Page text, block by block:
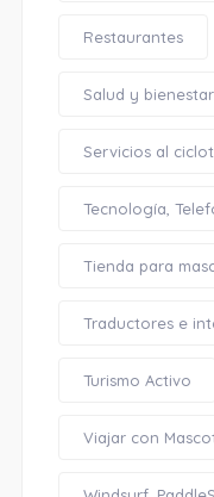
Restaurantes
Salud y bienestar
Servicios al
Tecnología,
Tienda para
Traductores e
Turismo Activo
Viajar con